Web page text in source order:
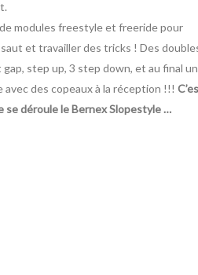
modules freestyle et freeride pour
et travailler des tricks ! Des
gap, step up, 3 step down, et au final
avec des copeaux à la réception !!!
se déroule le Bernex Slopestyle …